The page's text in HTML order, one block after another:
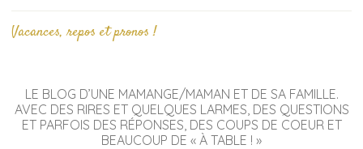
Vacances, repos et pronos !
LE BLOG D’UNE MAMANGE/MAMAN ET DE SA FAMILLE.
AVEC DES RIRES ET QUELQUES LARMES, DES QUESTIONS
ET PARFOIS DES RÉPONSES, DES COUPS DE COEUR ET
BEAUCOUP DE « À TABLE ! »